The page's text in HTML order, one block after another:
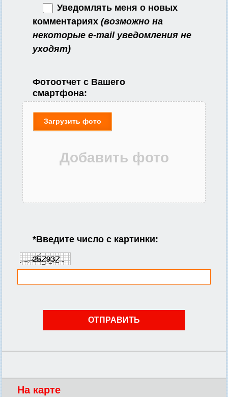
Уведомлять меня о новых
комментариях (возможно на
некоторые e-mail уведомления не
уходят)
Фотоотчет с Вашего
смартфона:
Загрузить фото
*Введите число с картинки:
На карте